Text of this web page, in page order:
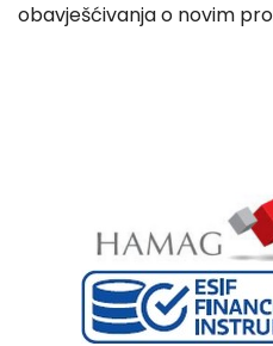
obavješćivanja o novim